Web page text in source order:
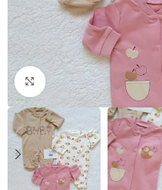
Click to enlarge